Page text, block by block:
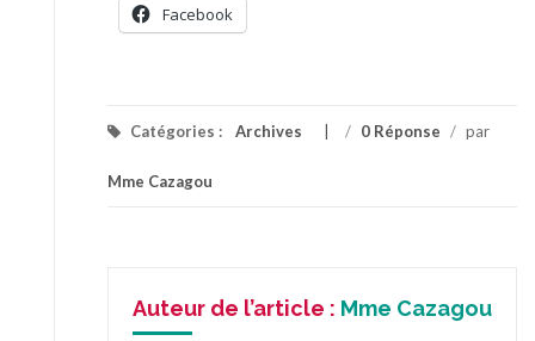
Facebook
Catégories : Archives / 0 Réponse / par
Mme Cazagou
Auteur de l’article : Mme Cazagou